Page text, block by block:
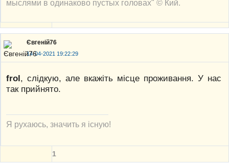
мыслями в одинаково пустых головах" © Кий.
Євгеній76
14-04-2021 19:22:29
frol, слідкую, але вкажіть місце проживання. У нас
так прийнято.
Я рухаюсь, значить я існую!
1